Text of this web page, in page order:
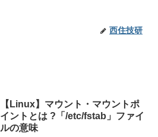
西住技研
【Linux】マウント・マウントポ
イントとは ?「/etc/fstab」ファイ
ルの意味